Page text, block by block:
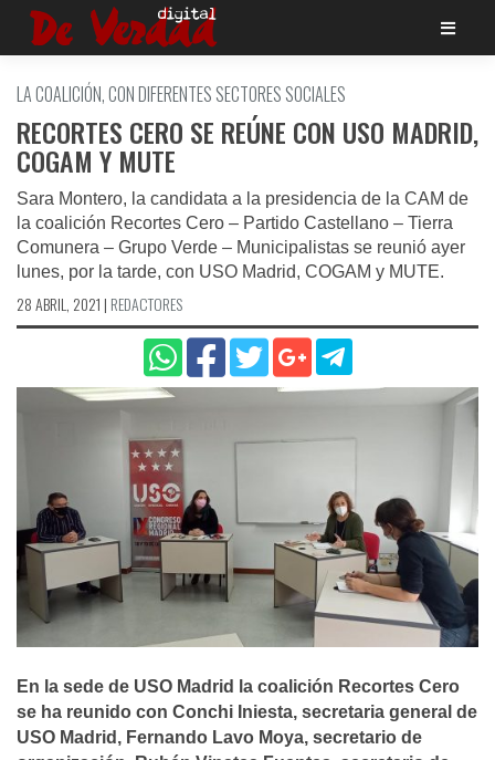
Saltar
LA COALICIÓN, CON DIFERENTES SECTORES SOCIALES
RECORTES CERO SE REÚNE CON USO MADRID,
COGAM Y MUTE
Sara Montero, la candidata a la presidencia de la CAM de
la coalición Recortes Cero – Partido Castellano – Tierra
Comunera – Grupo Verde – Municipalistas se reunió ayer
lunes, por la tarde, con USO Madrid, COGAM y MUTE.
28 ABRIL, 2021 | REDACTORES
En la sede de USO Madrid la coalición Recortes Cero
se ha reunido con Conchi Iniesta, secretaria general de
USO Madrid, Fernando Lavo Moya, secretario de